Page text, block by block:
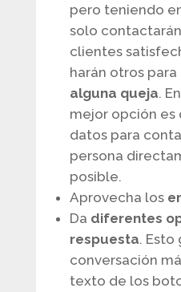
pero teniendo
solo
clientes
harán otros para
alguna queja.
mejor opción es
datos para
persona
posible.
Aprovecha los
Da diferentes
respuesta. Esto
conversación
texto de los